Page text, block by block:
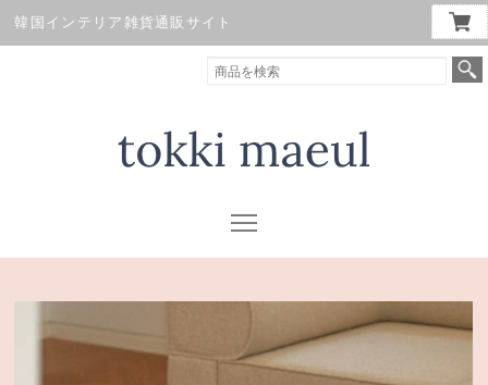
韓国インテリア雑貨通販サイト